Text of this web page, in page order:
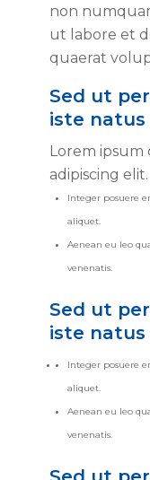
non
ut labore et
quaerat
Sed ut
iste natus
Lorem ipsum
adipiscing elit.
Integer posuere
aliquet.
Aenean eu leo
venenatis.
Sed ut
iste natus
Integer posuere
aliquet.
Aenean eu leo
venenatis.